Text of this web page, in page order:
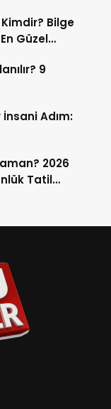
Kimdir? Bilge
Güzel
9
İnsani Adım:
2026
Tatil